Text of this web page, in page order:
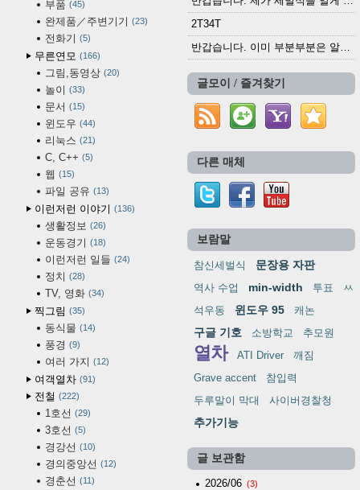
부품 45
완제품／주변기기 23
전화기 5
무른연모 166
그림,동영상 20
놀이 33
문서 15
윈도우 44
리눅스 21
C, C++ 5
웹 15
파일 공유 13
이런저런 이야기 136
생활정보 26
운동경기 18
이런저런 일들 24
정치 28
TV, 영화 34
찍그림 35
동식물 14
풍경 9
여러 가지 12
여객열차 91
전철 222
1호선 29
3호선 5
경강선 10
경의중앙선 12
경춘선 11
2T34T
반갑습니다. 이미 부분부분은 알려진 정보들이...
글모이 / 즐겨찾기
다른 매체
보람말
참신세벌식 문장용 자판
역사 수업 min-width 투표
ㅆ
석우동
윈도우 95 캐논
구글 기호 소방학교 추모원
열차 ATI Driver
깨짐
Grave accent
참입력
두루말이 막대
사이버경찰청
추가기능
글 보관함
2026/06 (3)